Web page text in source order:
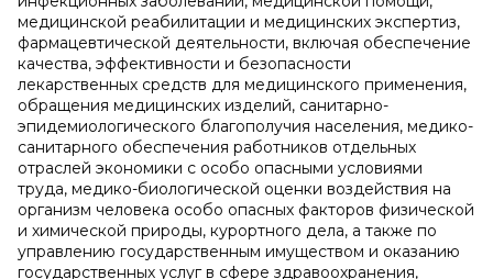
медицинской реабилитации и медицинских экспертиз,
фармацевтической деятельности, включая обеспечение
качества, эффективности и безопасности
лекарственных средств для медицинского применения,
обращения медицинских изделий, санитарно-
эпидемиологического благополучия населения, медико-
санитарного обеспечения работников отдельных
отраслей экономики с особо опасными условиями
труда, медико-биологической оценки воздействия на
организм человека особо опасных факторов физической
и химической природы, курортного дела, а также по
управлению государственным имуществом и оказанию
государственных услуг в сфере здравоохранения,